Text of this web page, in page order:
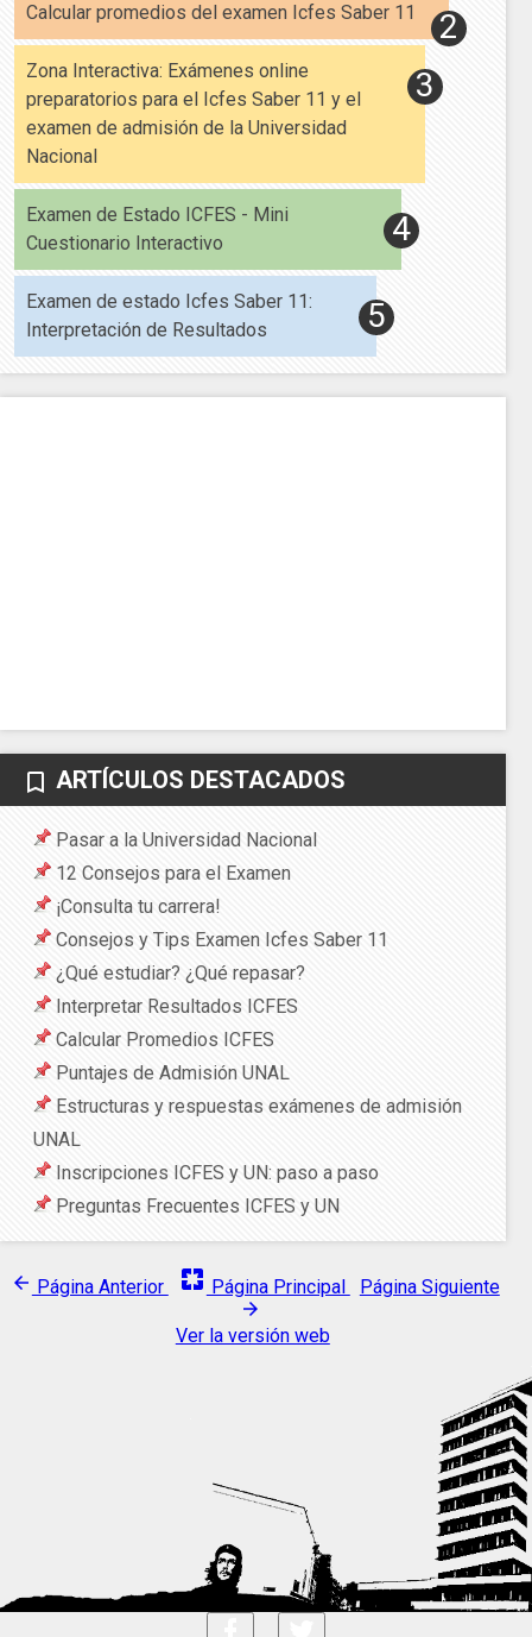
Calcular promedios del examen Icfes Saber 11
Zona Interactiva: Exámenes online
preparatorios para el Icfes Saber 11 y el
examen de admisión de la Universidad
Nacional
Examen de Estado ICFES - Mini
Cuestionario Interactivo
Examen de estado Icfes Saber 11:
Interpretación de Resultados
bookmark_border ARTÍCULOS DESTACADOS
Pasar a la Universidad Nacional
12 Consejos para el Examen
¡Consulta tu carrera!
Consejos y Tips Examen Icfes Saber 11
¿Qué estudiar? ¿Qué repasar?
Interpretar Resultados ICFES
Calcular Promedios ICFES
Puntajes de Admisión UNAL
Estructuras y respuestas exámenes de admisión
UNAL
Inscripciones ICFES y UN: paso a paso
Preguntas Frecuentes ICFES y UN
arrow_back Página Anterior pages Página Principal Página Siguiente
arrow_forward
Ver la versión web